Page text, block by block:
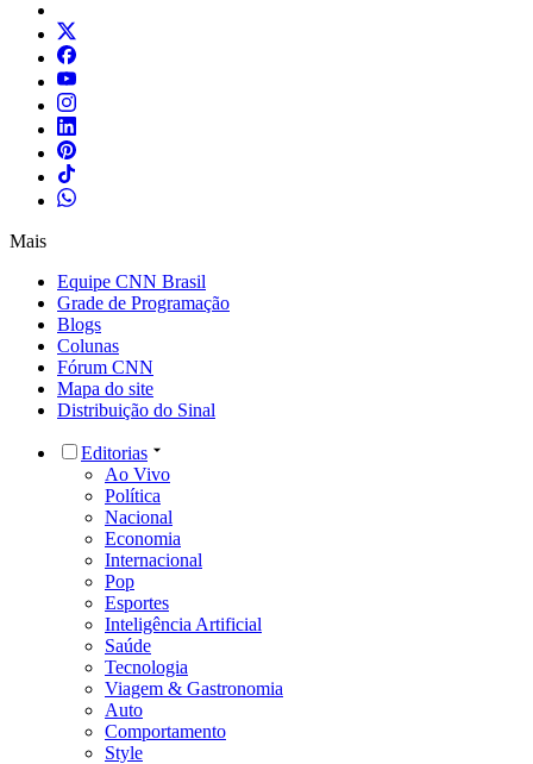
Mais
Equipe CNN Brasil
Grade de Programação
Blogs
Colunas
Fórum CNN
Mapa do site
Distribuição do Sinal
Editorias
Ao Vivo
Política
Nacional
Economia
Internacional
Pop
Esportes
Inteligência Artificial
Saúde
Tecnologia
Viagem & Gastronomia
Auto
Comportamento
Style